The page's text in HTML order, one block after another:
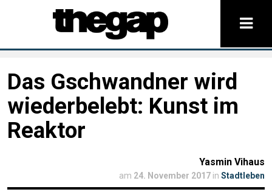
Das Gschwandner wird
wiederbelebt: Kunst im
Reaktor
Yasmin Vihaus
am 24. November 2017 in Stadtleben